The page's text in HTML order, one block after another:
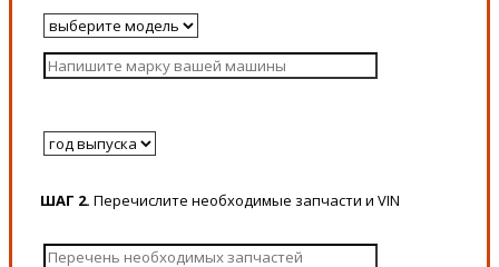
ШАГ 2. Перечислите необходимые запчасти и VIN